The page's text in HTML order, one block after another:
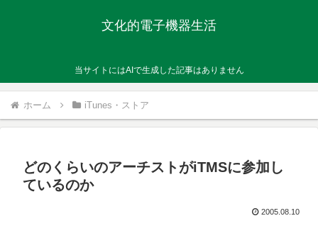
文化的電子機器生活
当サイトにはAIで生成した記事はありません
ホーム iTunes・ストア
どのくらいのアーチストがiTMSに参加し
ているのか
2005.08.10